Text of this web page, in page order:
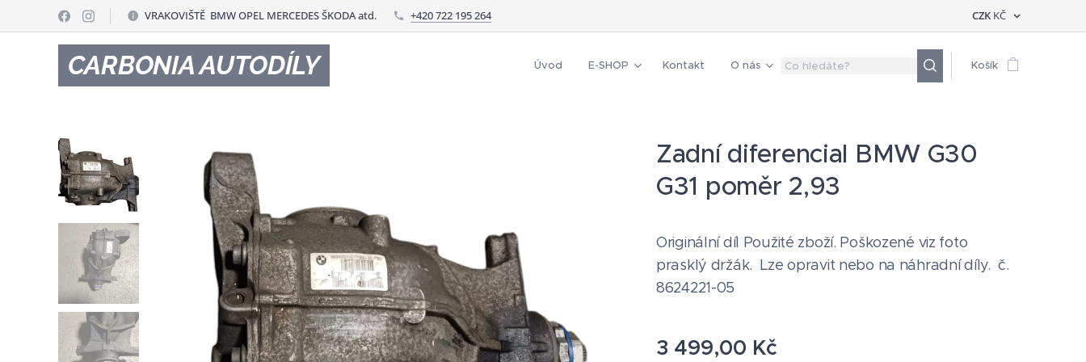
VRAKOVIŠTĚ BMW OPEL MERCEDES ŠKODA atd. +420 722 195 264 CZK KČ
CARBONIA AUTODÍLY Úvod E-SHOP Kontakt O nás Košík
Zadní diferencial BMW G30
G31 poměr 2,93
Originální díl Použité zboží. Poškozené viz foto
prasklý držák. Lze opravit nebo na náhradní díly. č.
8624221-05
3 499,00 Kč